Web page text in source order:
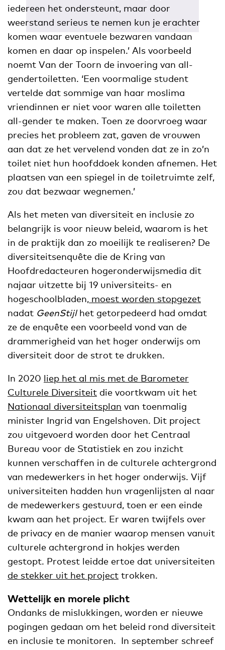
iedereen het ondersteunt, maar door
weerstand serieus te nemen kun je erachter
komen waar eventuele bezwaren vandaan
komen en daar op inspelen.’ Als voorbeeld
noemt Van der Toorn de invoering van all-
gendertoiletten. ‘Een voormalige student
vertelde dat sommige van haar moslima
vriendinnen er niet voor waren alle toiletten
all-gender te maken. Toen ze doorvroeg waar
precies het probleem zat, gaven de vrouwen
aan dat ze het vervelend vonden dat ze in zo’n
toilet niet hun hoofddoek konden afnemen. Het
plaatsen van een spiegel in de toiletruimte zelf,
zou dat bezwaar wegnemen.’
Als het meten van diversiteit en inclusie zo
belangrijk is voor nieuw beleid, waarom is het
in de praktijk dan zo moeilijk te realiseren? De
diversiteitsenquête die de Kring van
Hoofdredacteuren hogeronderwijsmedia dit
najaar uitzette bij 19 universiteits- en
hogeschoolbladen, moest worden stopgezet
nadat GeenStijlhet getorpedeerd had omdat
ze de enquête een voorbeeld vond van de
drammerigheid van het hoger onderwijs om
diversiteit door de strot te drukken.
In 2020 liep het al mis met de Barometer
Culturele Diversiteit die voortkwam uit het
Nationaal diversiteitsplan van toenmalig
minister Ingrid van Engelshoven. Dit project
zou uitgevoerd worden door het Centraal
Bureau voor de Statistiek en zou inzicht
kunnen verschaffen in de culturele achtergrond
van medewerkers in het hoger onderwijs. Vijf
universiteiten hadden hun vragenlijsten al naar
de medewerkers gestuurd, toen er een einde
kwam aan het project. Er waren twijfels over
de privacy en de manier waarop mensen vanuit
culturele achtergrond in hokjes werden
gestopt. Protest leidde ertoe dat universiteiten
de stekker uit het project trokken.
Wettelijk en morele plicht
Ondanks de mislukkingen, worden er nieuwe
pogingen gedaan om het beleid rond diversiteit
en inclusie te monitoren. In september schreef